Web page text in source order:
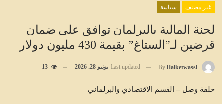
غير مصنف سياسة
لجنة المالية بالبرلمان توافق على ضمان
قرضين لـ”الستاغ” بقيمة 430 مليون دولار
By Halketwassl
Last updated يونيو 28, 2026 13
حلقة وصل – القسم الاقتصادي والبرلماني